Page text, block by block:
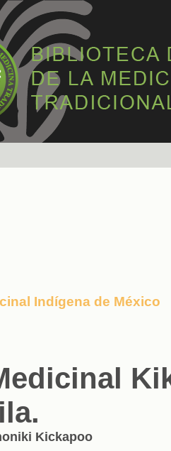
Indígena de México
Kickapoo